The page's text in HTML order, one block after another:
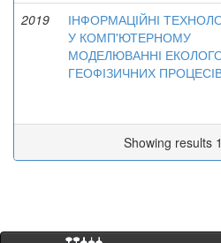
2019
ІНФОРМАЦІЙНІ
У КОМП'ЮТЕРНОМУ
МОДЕЛЮВАННІ
ГЕОФІЗИЧНИХ
Showing results